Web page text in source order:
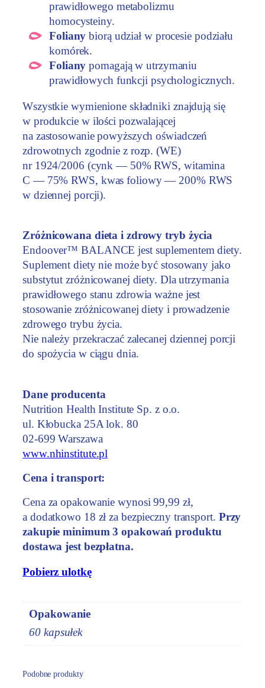
prawidłowego metabolizmu
homocysteiny.
Foliany biorą udział w procesie podziału
komórek.
Foliany pomagają w utrzymaniu
prawidłowych funkcji psychologicznych.
Wszystkie wymienione składniki znajdują się
w produkcie w ilości pozwalającej
na zastosowanie powyższych oświadczeń
zdrowotnych zgodnie z rozp. (WE)
nr 1924/2006 (cynk — 50% RWS, witamina
C — 75% RWS, kwas foliowy — 200% RWS
w dziennej porcji).
Zróżnicowana dieta i zdrowy tryb życia
Endoover™ BALANCE jest suplementem diety.
Suplement diety nie może być stosowany jako
substytut zróżnicowanej diety. Dla utrzymania
prawidłowego stanu zdrowia ważne jest
stosowanie zróżnicowanej diety i prowadzenie
zdrowego trybu życia.
Nie należy przekraczać zalecanej dziennej porcji
do spożycia w ciągu dnia.
Dane producenta
Nutrition Health Institute Sp. z o.o.
ul. Kłobucka 25A lok. 80
02-699 Warszawa
www.nhinstitute.pl
Cena i transport:
Cena za opakowanie wynosi 99,99 zł,
a dodatkowo 18 zł za bezpieczny transport. Przy
zakupie minimum 3 opakowań produktu
dostawa jest bezpłatna.
Pobierz ulotkę
Opakowanie
60 kapsułek
Podobne produkty